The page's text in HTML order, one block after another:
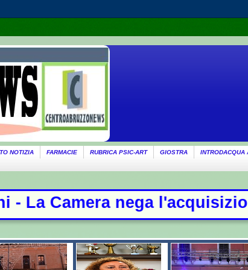
NOTIZIA FARMACIE RUBRICA PSIC-ART GIOSTRA
INTRODACQUA
delle chat di